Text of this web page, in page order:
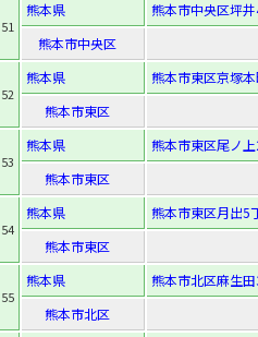
51
熊本県
熊本市中央区坪
熊本市中央区
52
熊本県
熊本市東区京塚
熊本市東区
53
熊本県
熊本市東区尾ノ
熊本市東区
54
熊本県
熊本市東区月出5
熊本市東区
55
熊本県
熊本市北区麻生
熊本市北区